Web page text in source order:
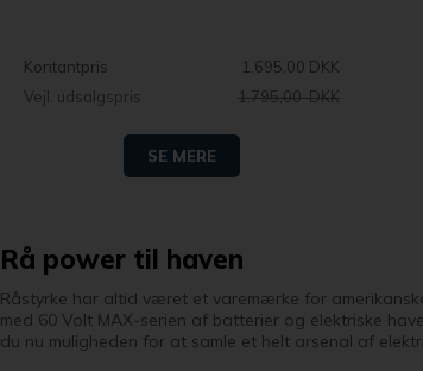
Kontantpris
1.695,00 DKK
Vejl. udsalgspris
1.795,00 DKK
SE MERE
Rå power til haven
Råstyrke har altid været et varemærke for
med 60 Volt MAX-serien af batterier og elektriske
du nu muligheden for at samle et helt arsenal af